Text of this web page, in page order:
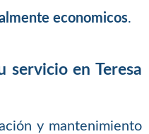
economicos.
servicio en Teresa
y mantenimiento